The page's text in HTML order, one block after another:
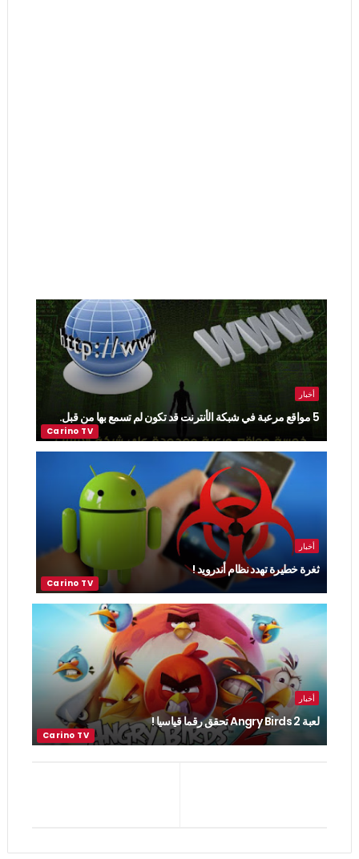
أخبار
5 مواقع مرعبة في شبكة الأنترنت قد تكون لم تسمع بها من قبل.
أخبار
ثغرة خطيرة تهدد نظام أندرويد !
أخبار
لعبة Angry Birds 2 تحقق رقما قياسيا !